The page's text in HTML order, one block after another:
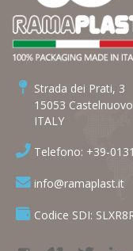
Strada dei Prati, 3
15053
ITALY
Telefono: +39-
info@ramaplast.it
Codice SDI: